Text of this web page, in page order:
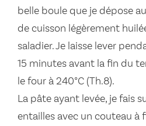
belle boule que je dépose
de cuisson légèrement
saladier. Je laisse lever
15 minutes avant la fin du
le four à 240°C (Th.8).
La pâte ayant levée, je fais
entailles avec un couteau à